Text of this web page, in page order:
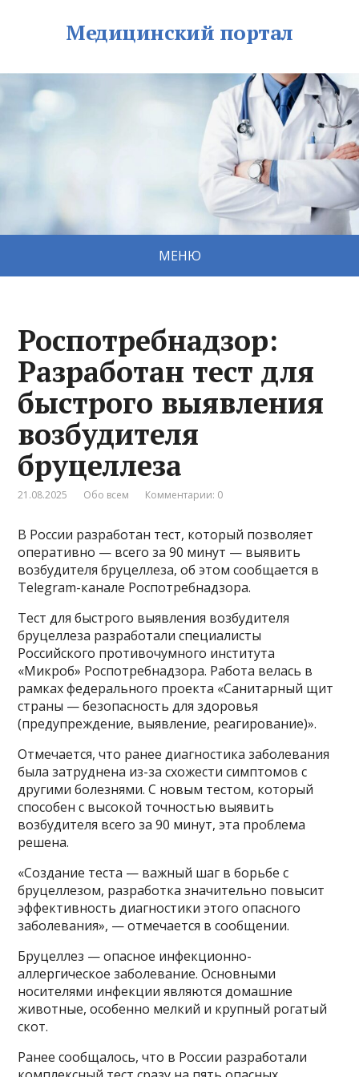
Медицинский портал
МЕНЮ
Роспотребнадзор:
Разработан тест для
быстрого выявления
возбудителя
бруцеллеза
21.08.2025 Обо всем Комментарии: 0
В России разработан тест, который позволяет
оперативно — всего за 90 минут — выявить
возбудителя бруцеллеза, об этом сообщается в
Telegram-канале Роспотребнадзора.
Тест для быстрого выявления возбудителя
бруцеллеза разработали специалисты
Российского противочумного института
«Микроб» Роспотребнадзора. Работа велась в
рамках федерального проекта «Санитарный щит
страны — безопасность для здоровья
(предупреждение, выявление, реагирование)».
Отмечается, что ранее диагностика заболевания
была затруднена из-за схожести симптомов с
другими болезнями. С новым тестом, который
способен с высокой точностью выявить
возбудителя всего за 90 минут, эта проблема
решена.
«Создание теста — важный шаг в борьбе с
бруцеллезом, разработка значительно повысит
эффективность диагностики этого опасного
заболевания», — отмечается в сообщении.
Бруцеллез — опасное инфекционно-
аллергическое заболевание. Основными
носителями инфекции являются домашние
животные, особенно мелкий и крупный рогатый
скот.
Ранее сообщалось, что в России разработали